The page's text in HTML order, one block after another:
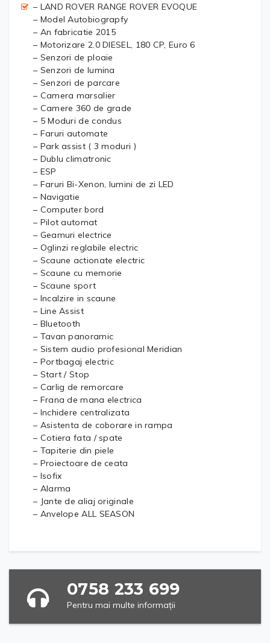
– LAND ROVER RANGE ROVER EVOQUE
– Model Autobiograpfy
– An fabricatie 2015
– Motorizare 2.0 DIESEL, 180 CP, Euro 6
– Senzori de ploaie
– Senzori de lumina
– Senzori de parcare
– Camera marsalier
– Camere 360 de grade
– 5 Moduri de condus
– Faruri automate
– Park assist ( 3 moduri )
– Dublu climatronic
– ESP
– Faruri Bi-Xenon, lumini de zi LED
– Navigatie
– Computer bord
– Pilot automat
– Geamuri electrice
– Oglinzi reglabile electric
– Scaune actionate electric
– Scaune cu memorie
– Scaune sport
– Incalzire in scaune
– Line Assist
– Bluetooth
– Tavan panoramic
– Sistem audio profesional Meridian
– Portbagaj electric
– Start / Stop
– Carlig de remorcare
– Frana de mana electrica
– Inchidere centralizata
– Asistenta de coborare in rampa
– Cotiera fata / spate
– Tapiterie din piele
– Proiectoare de ceata
– Isofix
– Alarma
– Jante de aliaj originale
– Anvelope ALL SEASON
0758 233 699
Pentru mai multe informații